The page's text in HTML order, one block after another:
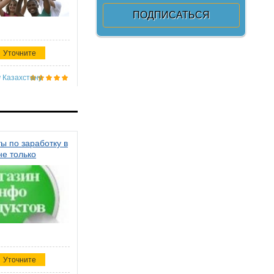
Уточните
Казахстану
по заработку в
только
Уточните